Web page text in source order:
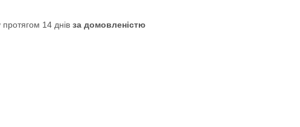
14 днів за домовленістю